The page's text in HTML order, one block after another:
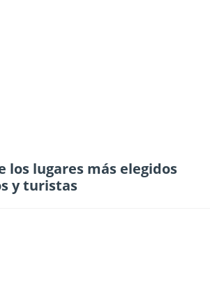
los lugares más elegidos
y turistas